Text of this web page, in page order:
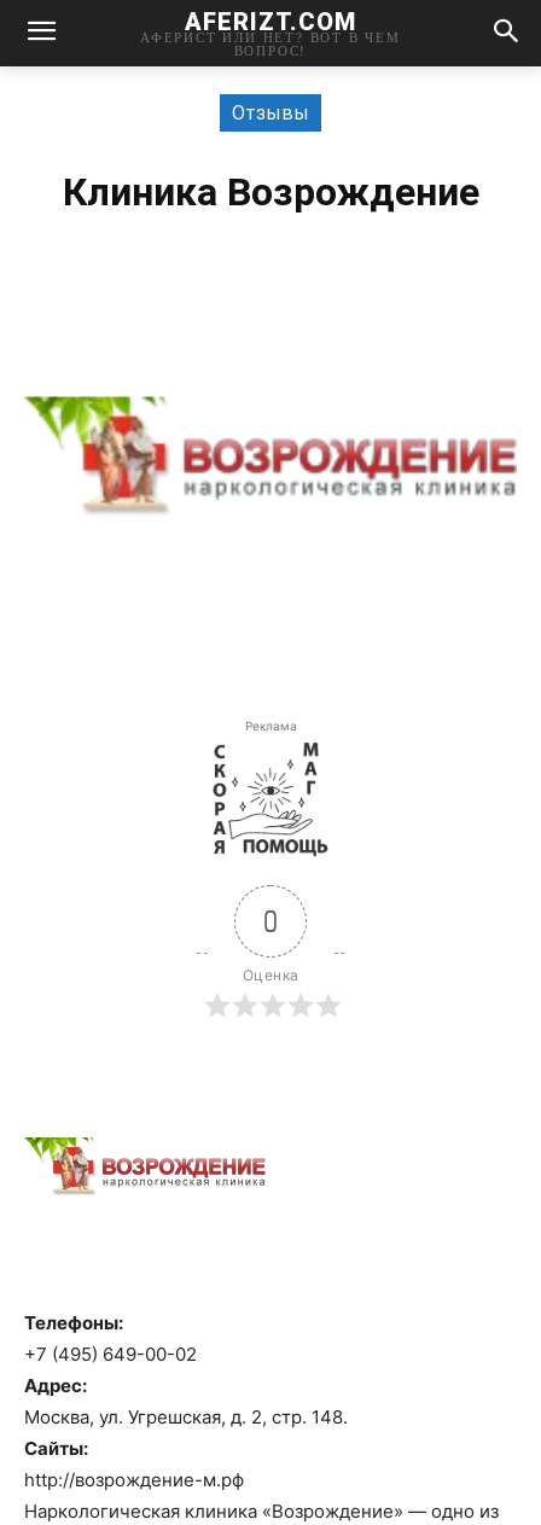
AFERIZT.COM
АФЕРИСТ ИЛИ НЕТ? ВОТ В ЧЕМ
ВОПРОС!
Отзывы
Клиника Возрождение
Реклама
0
Оценка
Телефоны:
+7 (495) 649-00-02
Адрес:
Москва, ул. Угрешская, д. 2, стр. 148.
Сайты:
http://возрождение-м.рф
Наркологическая клиника «Возрождение» — одно из